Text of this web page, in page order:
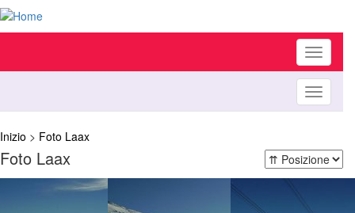
Toggle
Toggle
Inizio > Foto Laax
Foto Laax